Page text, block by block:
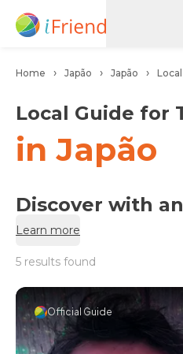
Home Japão Japão
Local Guide for
in Japão
Discover with an
Learn more
5 results found
Official Guide